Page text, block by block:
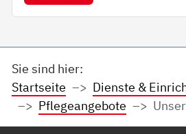
Sie sind hier:
Startseite
Dienste &
Pflegeangebote